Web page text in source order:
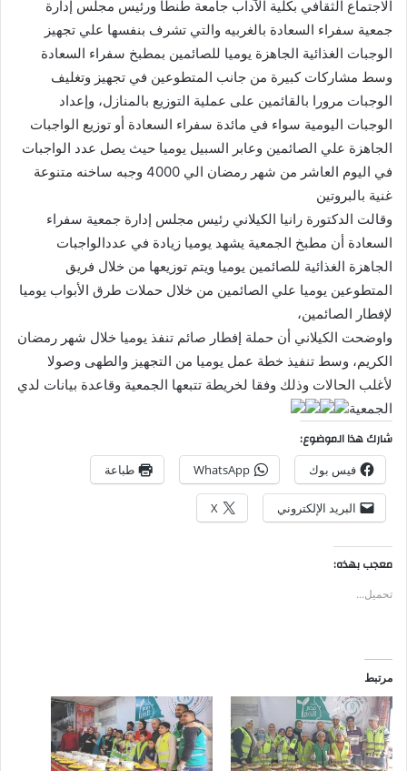
الاجتماع الثقافي بكلية الآداب جامعة طنطا ورئيس مجلس إدارة
جمعية سفراء السعادة بالغربيه والتي تشرف بنفسها علي تجهيز
الوجبات الغذائية الجاهزة يوميا للصائمين بمطبخ سفراء السعادة
وسط مشاركات كبيرة من جانب المتطوعين في تجهيز وتغليف
الوجبات مرورا بالقائمين على عملية التوزيع بالمنازل، وإعداد
الوجبات اليومية سواء في مائدة سفراء السعادة أو توزيع الواجبات
الجاهزة علي الصائمين وعابر السبيل يوميا حيث يصل عدد الواجبات
في اليوم العاشر من شهر رمضان الي 4000 وجبه ساخنه متنوعة
غنية بالبروتين
وقالت الدكتورة رانيا الكيلاني رئيس مجلس إدارة جمعية سفراء
السعادة أن مطبخ الجمعية يشهد يوميا زيادة في عددالواجبات
الجاهزة الغذائية للصائمين يوميا ويتم توزيعها من خلال فريق
المتطوعين يوميا علي الصائمين من خلال حملات طرق الأبواب يوميا
لإفطار الصائمين،
واوضحت الكيلاني أن حملة إفطار صائم تنفذ يوميا خلال شهر رمضان
الكريم، وسط تنفيذ خطة عمل يوميا من التجهيز والطهى وصولا
لأغلب الحالات وذلك وفقا لخريطة تتبعها الجمعية وقاعدة بيانات لدي
الجمعية
شارك هذا الموضوع:
فيس بوك WhatsApp طباعة
البريد الإلكتروني X
معجب بهذه:
تحميل...
مرتبط